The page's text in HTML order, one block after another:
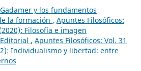
Gadamer y los fundamentos
la formación , Apuntes Filosóficos:
Filosofía e imagen
Editorial , Apuntes Filosóficos: Vol. 31
Individualismo y libertad: entre